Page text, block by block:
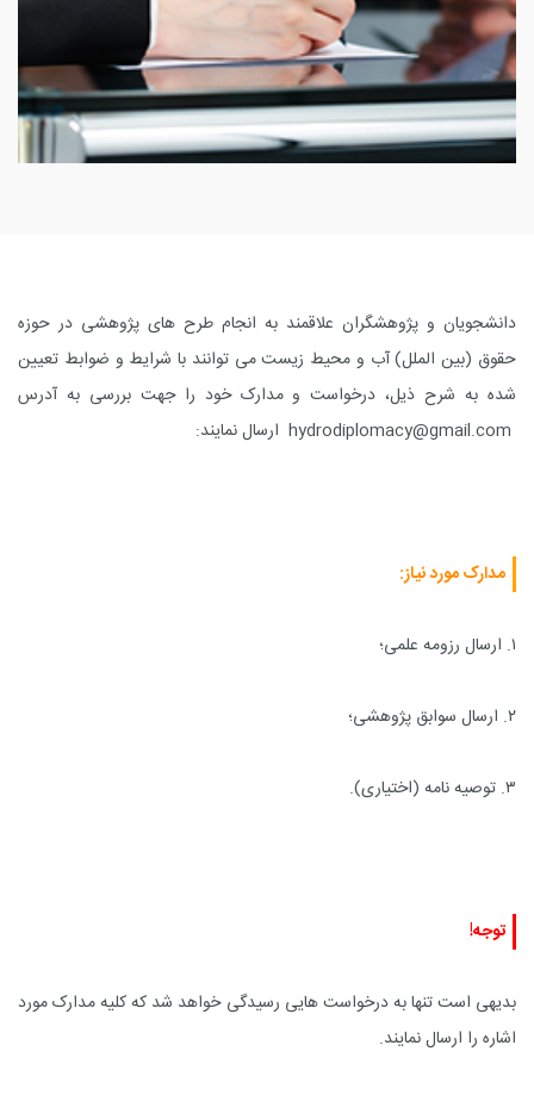
دانشجویان و پژوهشگران علاقمند به انجام طرح های پژوهشی در حوزه
حقوق (بین الملل) آب و محیط زیست می توانند با شرایط و ضوابط تعیین
شده به شرح ذیل، درخواست و مدارک خود را جهت بررسی به آدرس
hydrodiplomacy@gmail.com ارسال نمایند:
مدارک مورد نیاز:
۱. ارسال رزومه علمی؛
۲. ارسال سوابق پژوهشی؛
۳. توصیه نامه (اختیاری).
توجه!
بدیهی است تنها به درخواست هایی رسیدگی خواهد شد که کلیه مدارک مورد
اشاره را ارسال نمایند.